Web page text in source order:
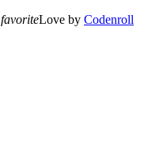
favoriteLove by Codenroll